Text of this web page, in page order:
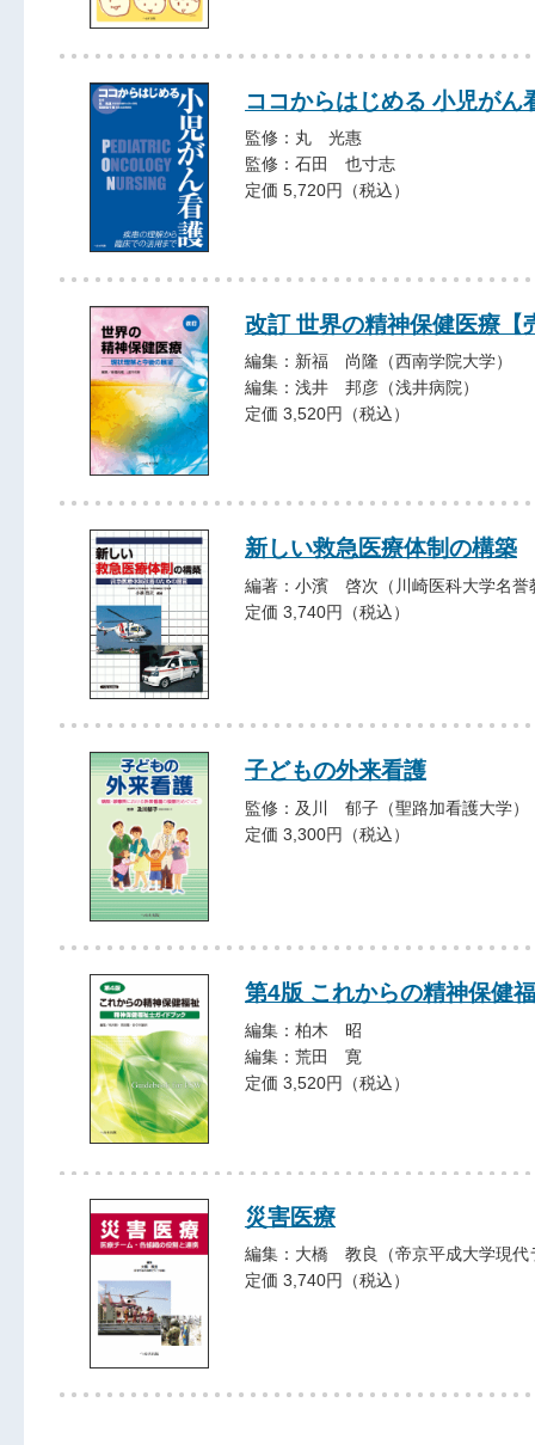
ココからはじめる 小児がん
監修：丸 光惠
監修：石田 也寸志
定価 5,720円（税込）
改訂 世界の精神保健医療【
編集：新福 尚隆（西南学院大学）
編集：浅井 邦彦（浅井病院）
定価 3,520円（税込）
新しい救急医療体制の構築
編著：小濱 啓次（川崎医科大学名誉
定価 3,740円（税込）
子どもの外来看護
監修：及川 郁子（聖路加看護大学）
定価 3,300円（税込）
第4版 これからの精神保健
編集：柏木 昭
編集：荒田 寛
定価 3,520円（税込）
災害医療
編集：大橋 教良（帝京平成大学現代
定価 3,740円（税込）